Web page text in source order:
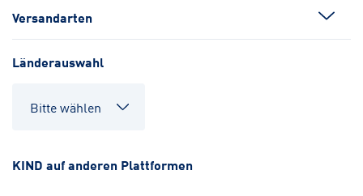
Versandarten
Länderauswahl
KIND auf anderen Plattformen